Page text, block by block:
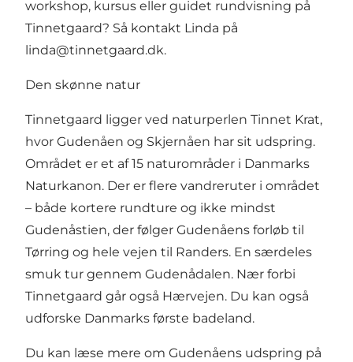
workshop, kursus eller guidet rundvisning på
Tinnetgaard? Så kontakt Linda på
linda@tinnetgaard.dk.
Den skønne natur
Tinnetgaard ligger ved naturperlen Tinnet Krat,
hvor Gudenåen og Skjernåen har sit udspring.
Området er et af 15 naturområder i Danmarks
Naturkanon. Der er flere vandreruter i området
– både kortere rundture og ikke mindst
Gudenåstien, der følger Gudenåens forløb til
Tørring og hele vejen til Randers. En særdeles
smuk tur gennem Gudenådalen. Nær forbi
Tinnetgaard går også Hærvejen. Du kan også
udforske Danmarks første badeland.
Du kan læse mere om Gudenåens udspring på